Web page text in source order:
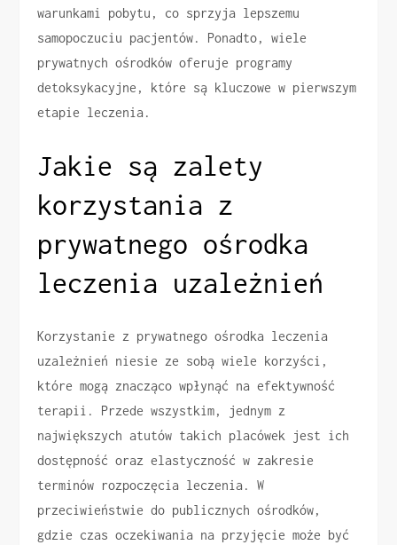
warunkami pobytu, co sprzyja lepszemu
samopoczuciu pacjentów. Ponadto, wiele
prywatnych ośrodków oferuje programy
detoksykacyjne, które są kluczowe w pierwszym
etapie leczenia.
Jakie są zalety
korzystania z
prywatnego ośrodka
leczenia uzależnień
Korzystanie z prywatnego ośrodka leczenia
uzależnień niesie ze sobą wiele korzyści,
które mogą znacząco wpłynąć na efektywność
terapii. Przede wszystkim, jednym z
największych atutów takich placówek jest ich
dostępność oraz elastyczność w zakresie
terminów rozpoczęcia leczenia. W
przeciwieństwie do publicznych ośrodków,
gdzie czas oczekiwania na przyjęcie może być